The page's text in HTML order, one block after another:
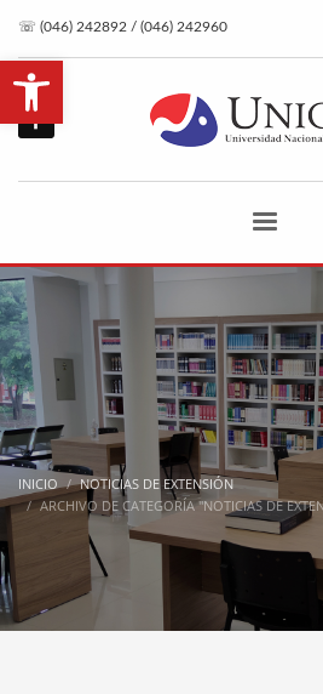
Abrir barra de
☏ (046) 242892 / (046) 242960
INICIO
NOTICIAS DE EXTENSIÓN
ARCHIVO DE CATEGORÍA "NOTICIAS DE